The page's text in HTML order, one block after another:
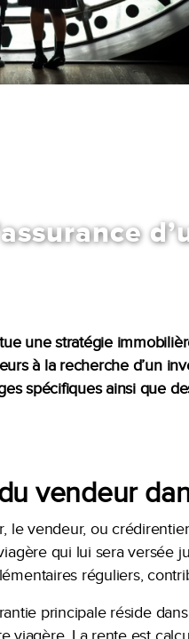
une stratégie
à la recherche d’un
spécifiques ainsi que
vendeur
le vendeur, ou
qui lui sera versée
réguliers,
principale réside